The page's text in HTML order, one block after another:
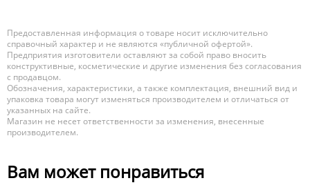
Предоставленная информация о товаре носит исключительно
справочный характер и не являются «публичной офертой».
Предприятия изготовители оставляют за собой право вносить
конструктивные, косметические и другие изменения без согласования
с продавцом.
Обозначения, характеристики, а также комплектация, внешний вид и
упаковка товара могут изменяться производителем и отличаться от
указанных на сайте.
Магазин не несет ответственности за изменения, внесенные
производителем.
Вам может понравиться